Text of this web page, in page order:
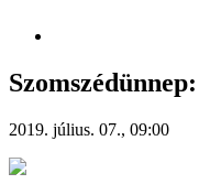
2019. július. 07., 09:00